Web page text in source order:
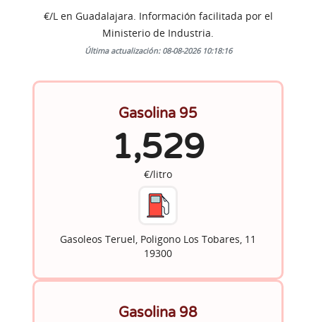
€/L en Guadalajara. Información facilitada por el
Ministerio de Industria.
Última actualización: 08-08-2026 10:18:16
Gasolina 95
1,529
€/litro
Gasoleos Teruel, Poligono Los Tobares, 11
19300
Gasolina 98